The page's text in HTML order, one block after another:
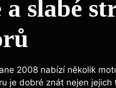
a slabé
2008 nabízí několik
je dobré znát nejen